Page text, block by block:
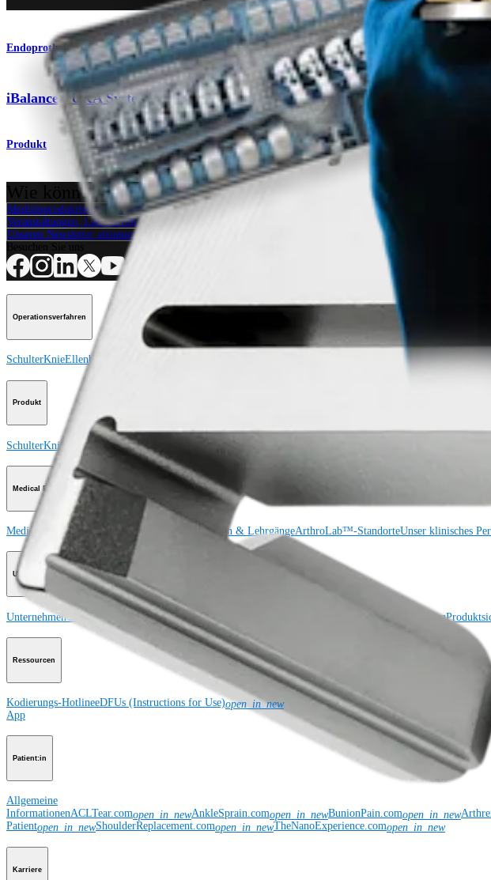
Endoprothetik Knie
iBalance®UKA System
Produkt
Wie können wir Ihnen helfen?
Medizinproduktberater:in kontaktieren
Veranstaltungen, Lab-Vorführungen und Schulungsmöglichkeiten ansehen
Unseren Newsletter abonnieren
Operationsverfahren
SchulterKnieEllenbogen Fuß und SprunggelenkTraumaHüfte
Produkt
SchulterKnie EllenbogenSchulterendoprothetik Hand und Handgelenk
Medical Education
Medical Education Kursbeschreibungen Schulungen & LehrgängeArthroLab™-StandorteUnser klinisches
Unternehmen
Unternehmen Über uns Community EventsGlobale Offenlegung der Lieferkette Förderung
Ressourcen
Kodierungs-HotlineeDFUs (Instructions for Use)open_in_newGlobal Enterprise Labeling System (GELS)
App
Patient:in
Allgemeine
InformationenACLTear.comopen_in_newAnkleSprain.comopen_in_newBunionPain.comopen_in_new
Patientopen_in_newShoulderReplacement.comopen_in_newTheNanoExperience.comopen_in_new
Karriere